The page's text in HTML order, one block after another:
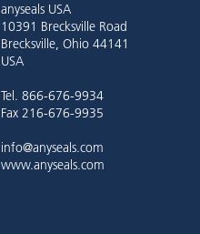
anyseals USA
10391 Brecksville Road
Brecksville, Ohio 44141
USA
Tel. 866-676-9934
Fax 216-676-9935
info@anyseals.com
www.anyseals.com